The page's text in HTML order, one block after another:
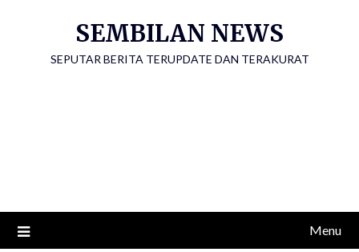
SEMBILAN NEWS
SEPUTAR BERITA TERUPDATE DAN TERAKURAT
Menu